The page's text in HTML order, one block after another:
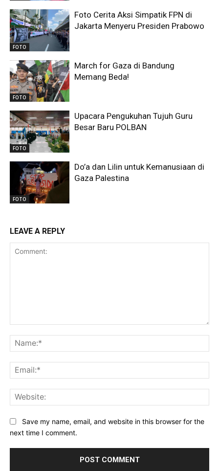
FOTO
Foto Cerita Aksi Simpatik FPN di
Jakarta Menyeru Presiden Prabowo
FOTO
March for Gaza di Bandung
Memang Beda!
FOTO
Upacara Pengukuhan Tujuh Guru
Besar Baru POLBAN
FOTO
Do’a dan Lilin untuk Kemanusiaan di
Gaza Palestina
LEAVE A REPLY
Save my name, email, and website in this browser for the
next time I comment.